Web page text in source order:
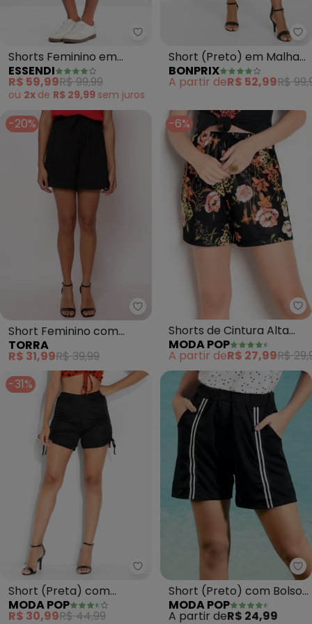
Essendi - Shorts Feminino em
Shorts Feminino em
Moletom (Preto)
ESSENDI
R$ 59,99R$ 99,99
ou 2x de R$ 29,99 sem juros
Short (Preto) em Malha
Crepe
BONPRIX
A partir deR$ 52,99R$
-20%
Torra - Short Feminino com
Short Feminino com
Amarração (Preto)
TORRA
R$ 31,99R$ 39,99
-6%
Shorts de Cintura Alta
(Floral Dark)
MODA POP
A partir deR$ 27,99R$
-31%
Moda Pop - Short (Preta) com
Short (Preta) com
Detalhes de Regulagem
MODA POP
R$ 30,99R$ 44,99
Short (Preto) com Bolsos
e Cadarço nas Laterais
MODA POP
A partir deR$ 24,99